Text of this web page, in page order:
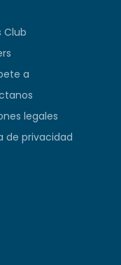
Club
a
legales
de privacidad